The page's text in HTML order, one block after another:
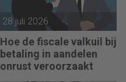
28 juli 2026
Hoe de fiscale valkuil bij
betaling in aandelen
onrust veroorzaakt